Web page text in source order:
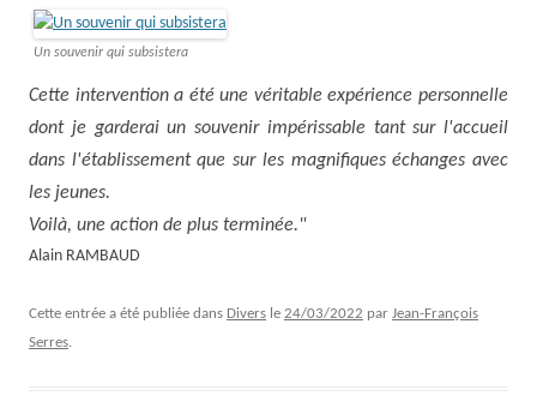
Un souvenir qui subsistera
Cette intervention a été une véritable expérience personnelle
dont je garderai un souvenir impérissable tant sur l'accueil
dans l'établissement que sur les magnifiques échanges avec
les jeunes.
Voilà, une action de plus terminée."
Alain RAMBAUD
Cette entrée a été publiée dans Divers le 24/03/2022 par Jean-François
Serres.